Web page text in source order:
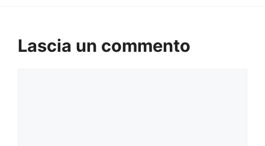
Lascia un commento